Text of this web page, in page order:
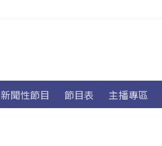
新聞性節目 節目表 主播專區